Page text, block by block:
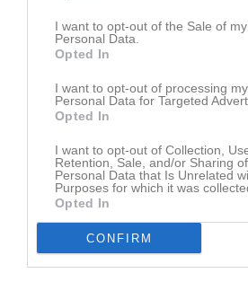
I want to opt-out of the Sale of my
Personal Data.
Opted In
I want to opt-out of processing my
Personal Data for Targeted
Opted In
I want to opt-out of Collection,
Retention, Sale, and/or Sharing
Personal Data that Is Unrelated
Purposes for which it was
Opted In
CONFIRM
Ingen video uppladdad
Logga in och ladda upp ert första klipp
Senast uppdaterade album